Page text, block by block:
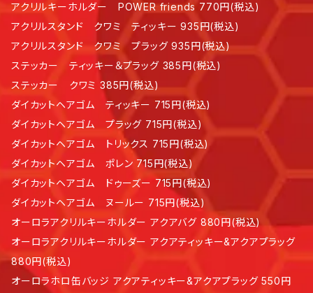
アクリルキーホルダー POWER friends 770円(税込)
アクリルスタンド クワミ ティッキー 935円(税込)
アクリルスタンド クワミ プラッグ 935円(税込)
ステッカー ティッキー＆プラッグ 385円(税込)
ステッカー クワミ 385円(税込)
ダイカットヘアゴム ティッキー 715円(税込)
ダイカットヘアゴム プラッグ 715円(税込)
ダイカットヘアゴム トリックス 715円(税込)
ダイカットヘアゴム ポレン 715円(税込)
ダイカットヘアゴム ドゥーズー 715円(税込)
ダイカットヘアゴム ヌールー 715円(税込)
オーロラアクリルキーホルダー アクアバグ 880円(税込)
オーロラアクリルキーホルダー アクアティッキー&アクアプラッグ
880円(税込)
オーロラホロ缶バッジ アクアティッキー&アクアプラッグ 550円